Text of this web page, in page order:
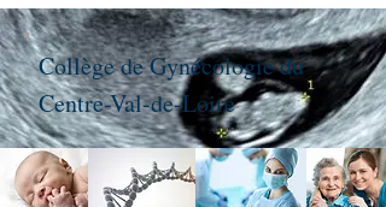
Collège de Gynécologie du
Centre-Val-de-Loire